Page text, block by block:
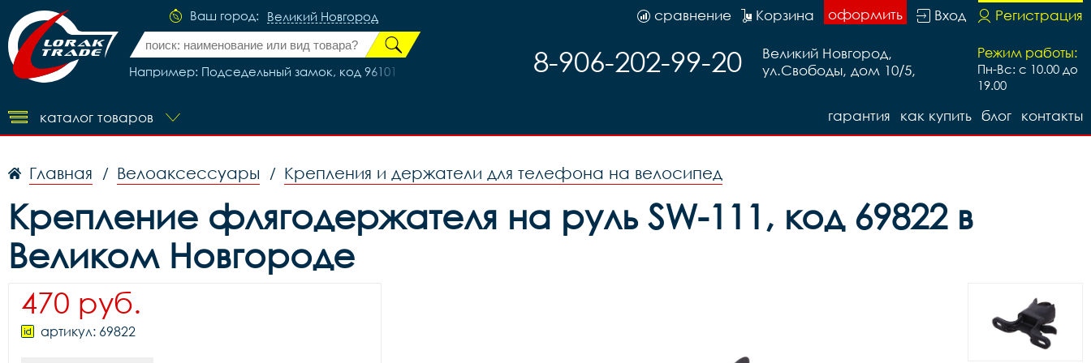
Ваш город: Великий Новгород
Например: Подседельный замок, код 96101
Регистрация
Вход
оформить
Корзина
сравнение
Режим работы:
Пн-Вс: с 10.00 до
19.00
Великий Новгород,
ул.Свободы, дом 10/5,
8-906-202-99-20
каталог товаров контакты
блог
как купить
гарантия
Главная / Велоаксессуары / Крепления и держатели для телефона на велосипед
Крепление флягодержателя на руль SW-111, код 69822 в
Великом Новгороде
470 руб.
артикул: 69822